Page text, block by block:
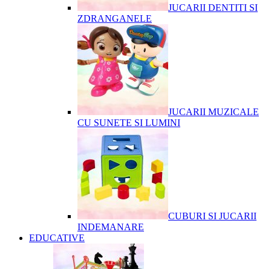
JUCARII DENTITI SI
ZDRANGANELE
JUCARII MUZICALE
CU SUNETE SI LUMINI
CUBURI SI JUCARII
INDEMANARE
EDUCATIVE